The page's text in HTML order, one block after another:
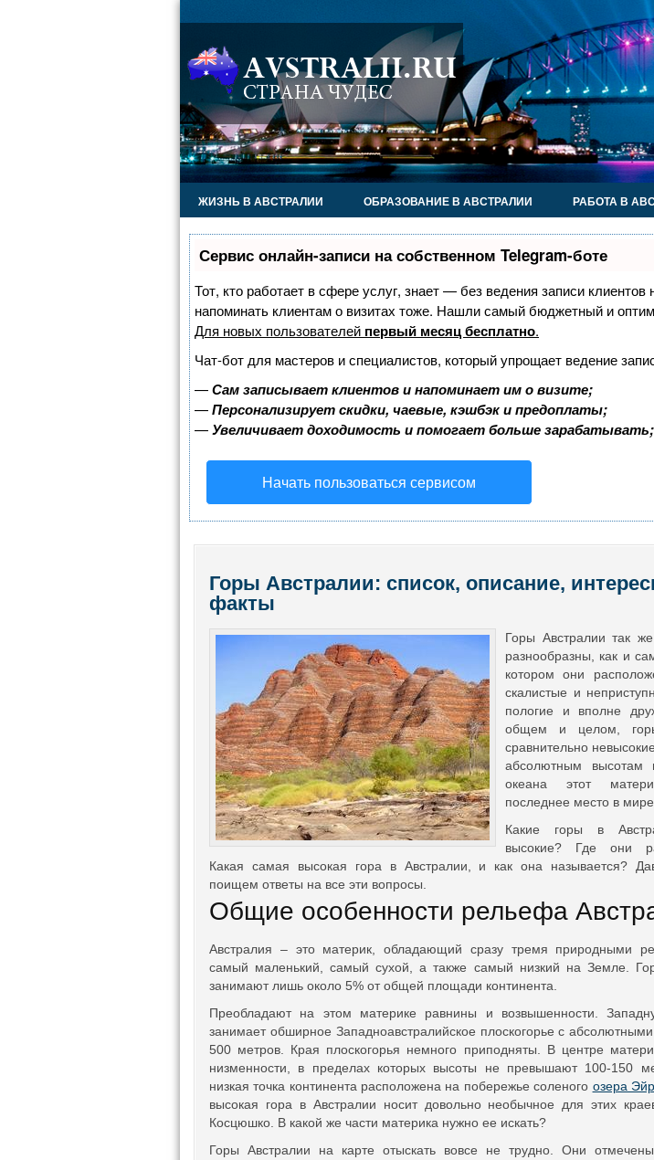
ЖИЗНЬ В АВСТРАЛИИ ОБРАЗОВАНИЕ В АВСТРАЛИИ РАБОТА В
Сервис онлайн-записи на собственном Telegram-боте
Тот, кто работает в сфере услуг, знает — без ведения записи
напоминать клиентам о визитах тоже. Нашли самый бюджетный и
Для новых пользователей первый месяц бесплатно.
Чат-бот для мастеров и специалистов, который упрощает ведение
—Сам записывает клиентов и напоминает им о визите;
—Персонализирует скидки, чаевые, кэшбэк и предоплаты;
—Увеличивает доходимость и помогает больше зарабатывать;
Начать пользоваться сервисом
Горы Австралии: список, описание,
факты
Горы Австралии так
разнообразны, как и
котором они
скалистые и
пологие и вполне
общем и целом,
сравнительно
абсолютным высотам
океана этот
последнее место в мире.
Какие горы в
высокие? Где они
Какая самая высокая гора в Австралии, и как она называется?
поищем ответы на все эти вопросы.
Общие особенности рельефа
Австралия – это материк, обладающий сразу тремя природными
самый маленький, самый сухой, а также самый низкий на Земле.
занимают лишь около 5% от общей площади континента.
Преобладают на этом материке равнины и возвышенности.
занимает обширное Западноавстралийское плоскогорье с
500 метров. Края плоскогорья немного приподняты. В центре
низменности, в пределах которых высоты не превышают 100-150
низкая точка континента расположена на побережье соленого озера Эйр
высокая гора в Австралии носит довольно необычное для этих
Косцюшко. В какой же части материка нужно ее искать?
Горы Австралии на карте отыскать вовсе не трудно. Они